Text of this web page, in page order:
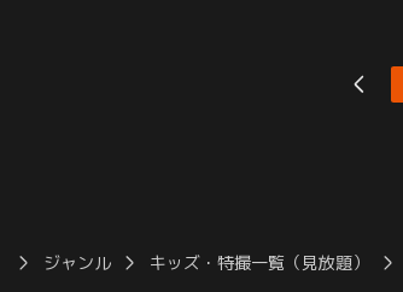
ジャンル キッズ・特撮一覧（見放題）